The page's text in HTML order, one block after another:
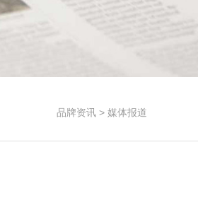
品牌资讯 > 媒体报道